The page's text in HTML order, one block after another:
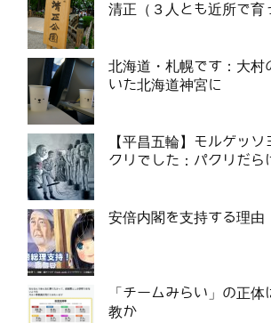
清正（３人とも近所で育
北海道・札幌です：大村
いた北海道神宮に
【平昌五輪】モルゲッ
クリでした：パクリだら
安倍内閣を支持する理由
「チームみらい」の正
教か